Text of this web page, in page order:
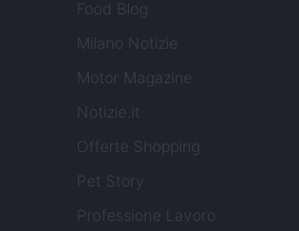
Food Blog
Milano Notizie
Motor Magazine
Notizie.it
Offerte Shopping
Pet Story
Professione Lavoro